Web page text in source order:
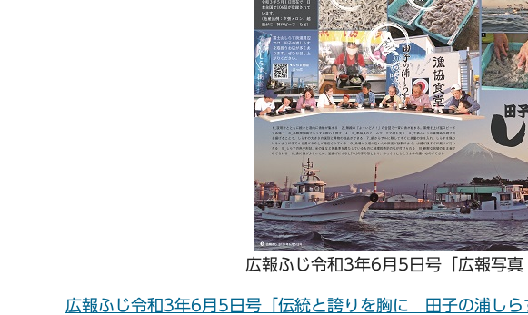
広報ふじ令和3年6月5日号「広報写真
広報ふじ令和3年6月5日号「伝統と誇りを胸に 田子の浦しら